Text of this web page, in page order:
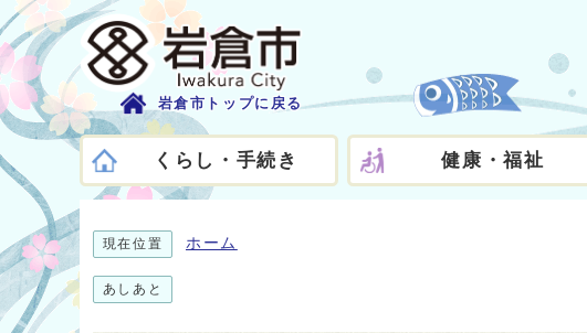
岩倉市トップに戻る
くらし・手続き 健康・福祉
現在位置 ホーム
あしあと